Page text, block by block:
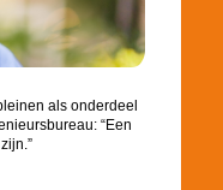
als onderdeel
“Een